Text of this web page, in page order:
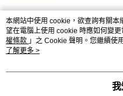
熱門標籤
本網站中使用 cookie，欲查詢有關
望在電腦上使用 cookie 時應如何變
權條款 」之 Cookie 聲明。您繼續使
用條款之 Cookie 聲明使用 cookie。
了解更多 >
我